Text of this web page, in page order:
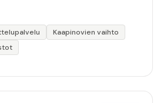
Kaapinovien vaihto